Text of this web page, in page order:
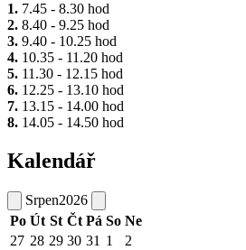
1. 7.45 - 8.30 hod
2. 8.40 - 9.25 hod
3. 9.40 - 10.25 hod
4. 10.35 - 11.20 hod
5. 11.30 - 12.15 hod
6. 12.25 - 13.10 hod
7. 13.15 - 14.00 hod
8. 14.05 - 14.50 hod
Kalendář
Srpen2026
Po Út St Čt Pá So Ne
27 28 29 30 31 1
2